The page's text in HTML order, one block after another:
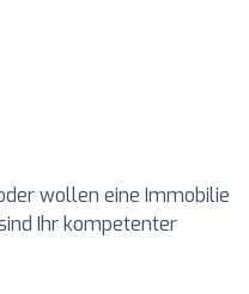
wollen eine Immobilie
Ihr kompetenter